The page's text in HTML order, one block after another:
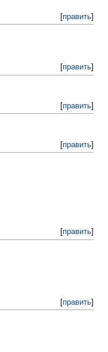
[править]
[править]
[править]
[править]
[править]
[править]